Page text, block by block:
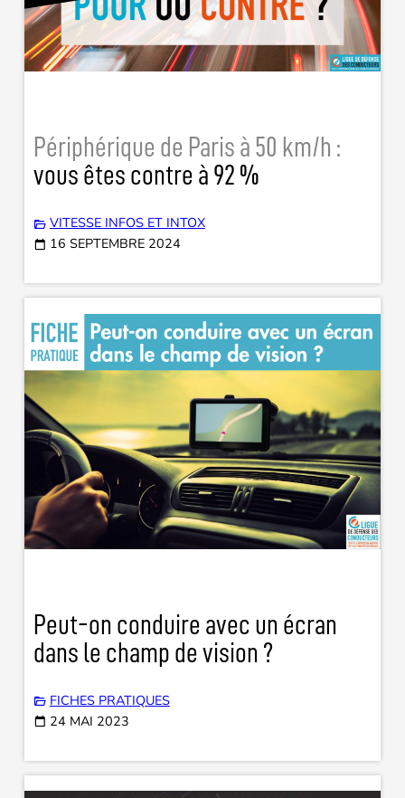
Périphérique de Paris à 50 km/h :
vous êtes contre à 92 %
VITESSE INFOS ET INTOX
16 SEPTEMBRE 2024
Peut-on conduire avec un écran
dans le champ de vision ?
FICHES PRATIQUES
24 MAI 2023